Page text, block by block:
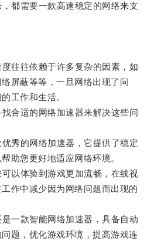
需要一款高速稳定的网络来支
往依赖于许多复杂的因素，如
屏蔽等等，一旦网络出现了问
工作和生活。
适的网络加速器来解决这些问
的网络加速器，它提供了稳定
助您更好地适应网络环境。
体验到游戏更加流畅，在线视
作中减少因为网络问题而出现的
款智能网络加速器，具备自动
题，优化游戏环境，提高游戏连